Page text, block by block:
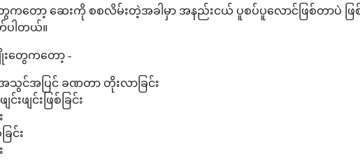
ကတော့ ဆေးကို စစလိမ်းတဲ့အခါမှာ အနည်းငယ် ပူစပ်ပူလောင်ဖြစ်တာပဲ ဖ
ပါတယ်။
တွေကတော့ -
င်အပြင် ခဏတာ တိုးလာခြင်း
ဖျင်းဖြစ်ခြင်း
င်း